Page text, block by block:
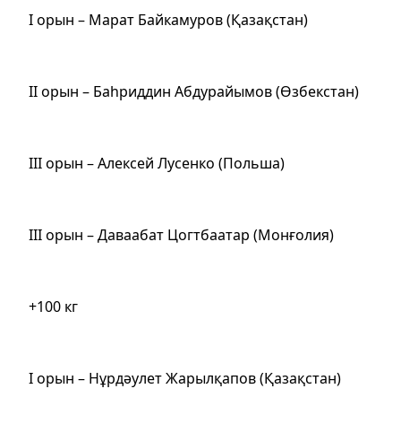
І орын – Mарат Байкамуров (Қазақстан)
ІІ орын – Баһриддин Абдурайымов (Өзбекстан)
ІІІ орын – Алексей Лусенко (Польша)
ІІІ орын – Даваабат Цогтбаатар (Mонғолия)
+100 кг
І орын – Нұрдәулет Жарылқапов (Қазақстан)